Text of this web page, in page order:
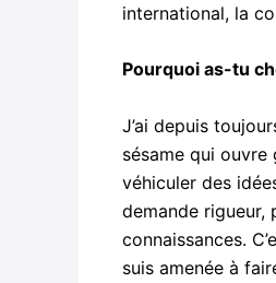
international, la
Pourquoi as-tu
J’ai depuis
sésame qui
véhiculer des
demande rigueur,
connaissances.
suis amenée à